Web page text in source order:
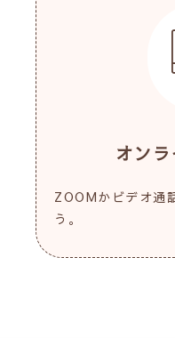
オン
ZOOMかビデオ通
う。